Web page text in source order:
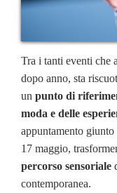
Tra i tanti eventi che
dopo anno, sta
un punto di
moda e delle
appuntamento
17 maggio,
percorso sensoriale
contemporanea.